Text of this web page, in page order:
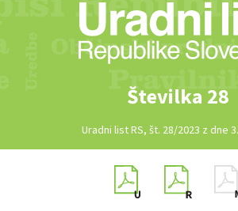
Številka 28
Uradni list RS, št. 28/2023 z dne